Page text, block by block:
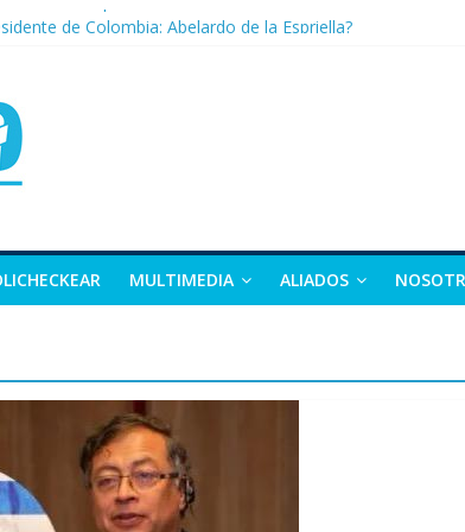
la tierra que vuelve a dar vida
de Colombia: Abelardo de la Espriella?
exvicepresidente y figura clave de la política colombiana
y Nariño deja 21 muertos y más de 50 heridos
MULTIMEDIA ALIADOS